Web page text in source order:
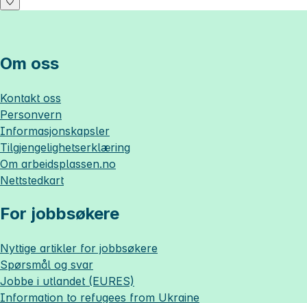
Om oss
Kontakt oss
Personvern
Informasjonskapsler
Tilgjengelighetserklæring
Om arbeidsplassen.no
Nettstedkart
For jobbsøkere
Nyttige artikler for jobbsøkere
Spørsmål og svar
Jobbe i utlandet (EURES)
Information to refugees from Ukraine